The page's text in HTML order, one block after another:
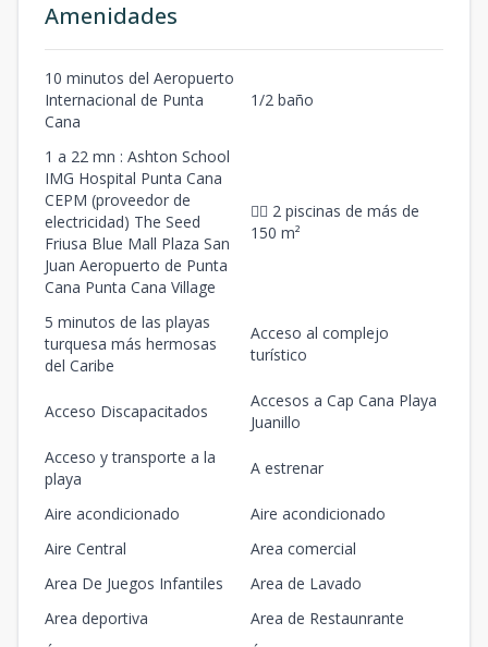
Amenidades
10 minutos del Aeropuerto
Internacional de Punta
Cana
1/2 baño
1 a 22 mn : Ashton School
IMG Hospital Punta Cana
CEPM (proveedor de
electricidad) The Seed
Friusa Blue Mall Plaza San
Juan Aeropuerto de Punta
Cana Punta Cana Village
🏊‍♂️ 2 piscinas de más de
150 m²
5 minutos de las playas
turquesa más hermosas
del Caribe
Acceso al complejo
turístico
Acceso Discapacitados
Accesos a Cap Cana Playa
Juanillo
Acceso y transporte a la
playa
A estrenar
Aire acondicionado
Aire acondicionado
Aire Central
Area comercial
Area De Juegos Infantiles
Area de Lavado
Area deportiva
Area de Restaunrante